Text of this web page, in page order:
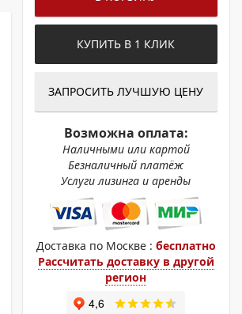
КУПИТЬ В 1 КЛИК
ЗАПРОСИТЬ ЛУЧШУЮ ЦЕНУ
Возможна оплата:
Наличными или картой
Безналичный платёж
Услуги лизинга и аренды
Доставка по Москве : бесплатно
Рассчитать доставку в другой
регион